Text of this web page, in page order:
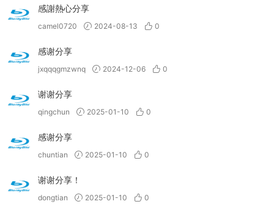
感謝熱心分享
camel0720 2024-08-13 0
感谢分享
jxqqqgmzwnq 2024-12-06 0
谢谢分享
qingchun 2025-01-10 0
感谢分享
chuntian 2025-01-10 0
谢谢分享！
dongtian 2025-01-10 0